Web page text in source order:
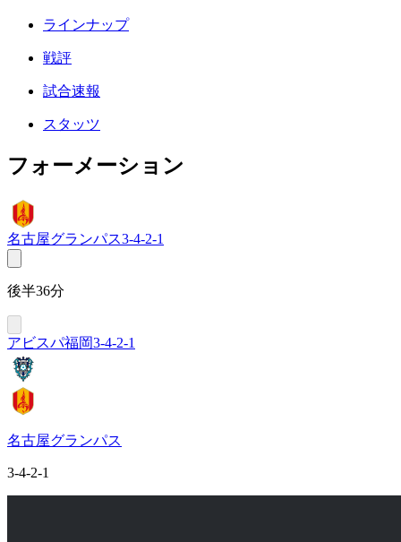
ラインナップ
戦評
試合速報
スタッツ
フォーメーション
名古屋グランパス3-4-2-1
後半36分
アビスパ福岡3-4-2-1
名古屋グランパス
3-4-2-1